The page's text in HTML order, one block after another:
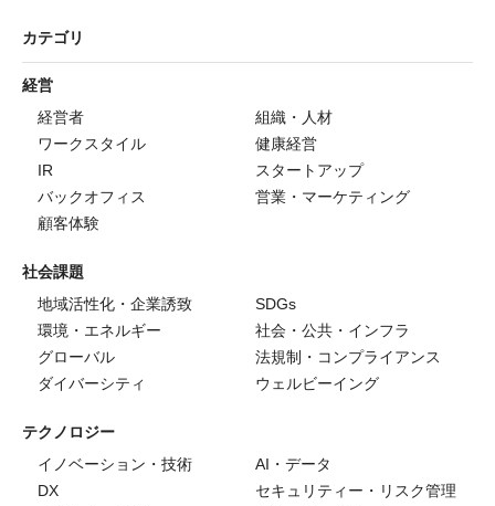
カテゴリ
経営
経営者
組織・人材
ワークスタイル
健康経営
IR
スタートアップ
バックオフィス
営業・マーケティング
顧客体験
社会課題
地域活性化・企業誘致
SDGs
環境・エネルギー
社会・公共・インフラ
グローバル
法規制・コンプライアンス
ダイバーシティ
ウェルビーイング
テクノロジー
イノベーション・技術
AI・データ
DX
セキュリティー・リスク管理